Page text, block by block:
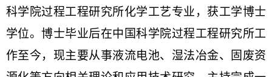
科学院过程工程研究所化学工艺专业，获工学博士
学位。博士毕业后在中国科学院过程工程研究所工
作至今，现主要从事液流电池、湿法冶金、固废资